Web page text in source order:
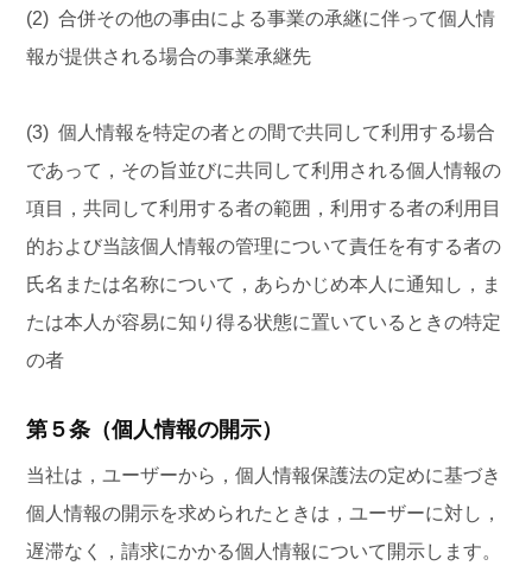
(2) 合併その他の事由による事業の承継に伴って個人情
報が提供される場合の事業承継先
(3) 個人情報を特定の者との間で共同して利用する場合
であって，その旨並びに共同して利用される個人情報の
項目，共同して利用する者の範囲，利用する者の利用目
的および当該個人情報の管理について責任を有する者の
氏名または名称について，あらかじめ本人に通知し，ま
たは本人が容易に知り得る状態に置いているときの特定
の者
第５条（個人情報の開示）
当社は，ユーザーから，個人情報保護法の定めに基づき
個人情報の開示を求められたときは，ユーザーに対し，
遅滞なく，請求にかかる個人情報について開示します。